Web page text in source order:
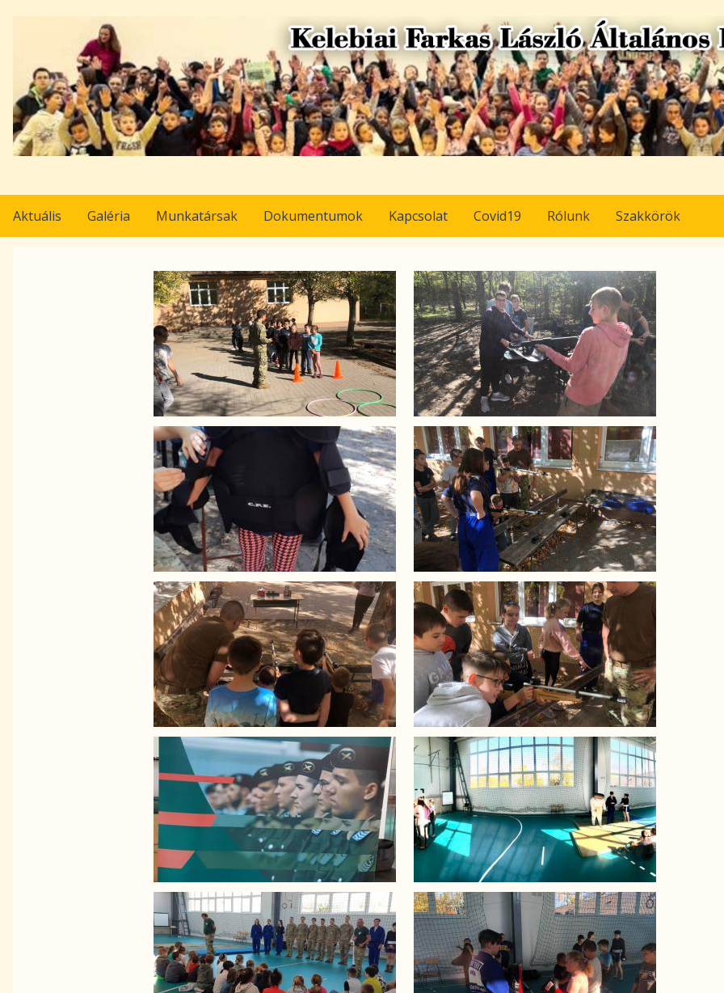
tartalomra
Pályázat
Aktuális Galéria Munkatársak Dokumentumok Kapcsolat Covid19 Rólunk Szakkörök
Image Image
Image Image
Image Image
Image Image
Image Image